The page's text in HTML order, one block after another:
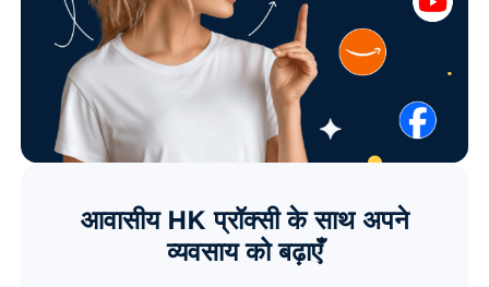
आवासीय HK प्रॉक्सी के साथ अपने
व्यवसाय को बढ़ाएँ